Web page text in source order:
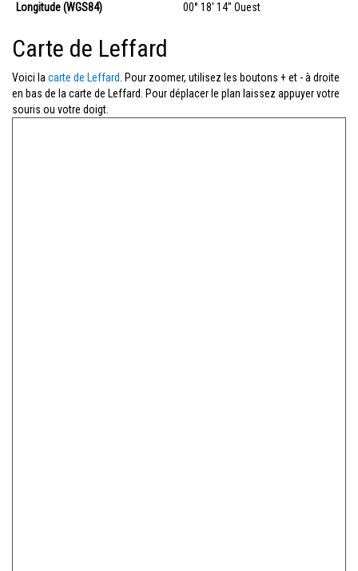
Longitude (WGS84)
00° 18' 14'' Ouest
Carte de Leffard
Voici la carte de Leffard
. Pour zoomer, utilisez les boutons + et - à droite
en bas de la carte de Leffard. Pour déplacer le plan laissez appuyer votre
souris ou votre doigt.